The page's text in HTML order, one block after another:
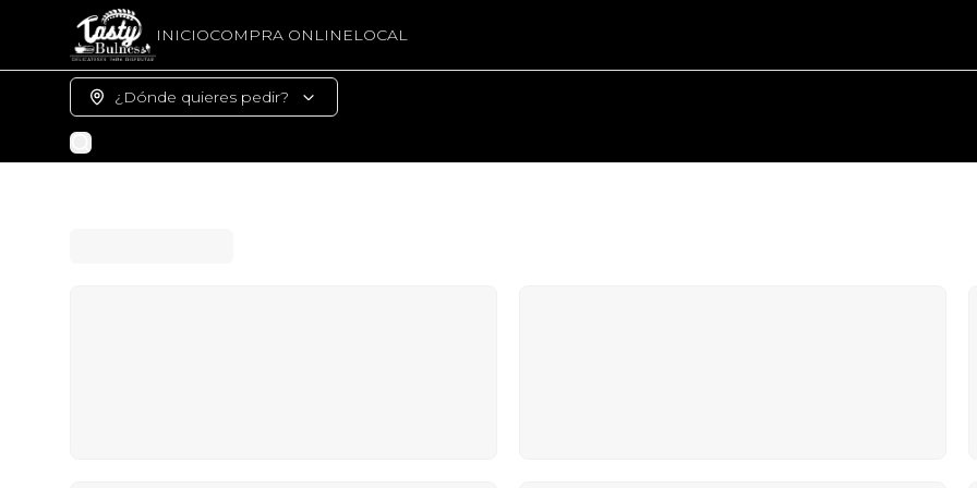
INICIOCOMPRA ONLINELOCAL
¿Dónde quieres pedir?